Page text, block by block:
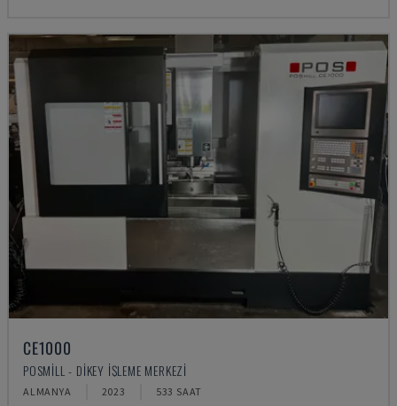
CE1000
POSMILL - DIKEY İŞLEME MERKEZI
ALMANYA 2023 533 SAAT